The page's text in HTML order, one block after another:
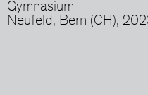
Gymnasium
Neufeld, Bern (CH),